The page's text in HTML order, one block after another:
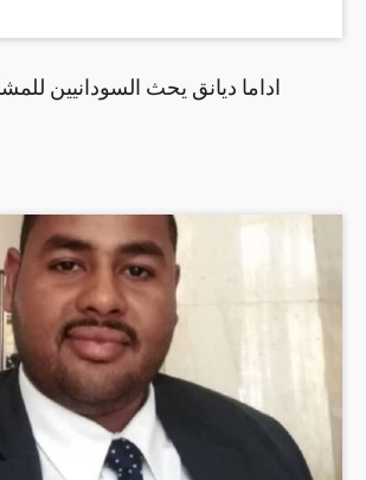
اداما ديانق يحث السودانيين